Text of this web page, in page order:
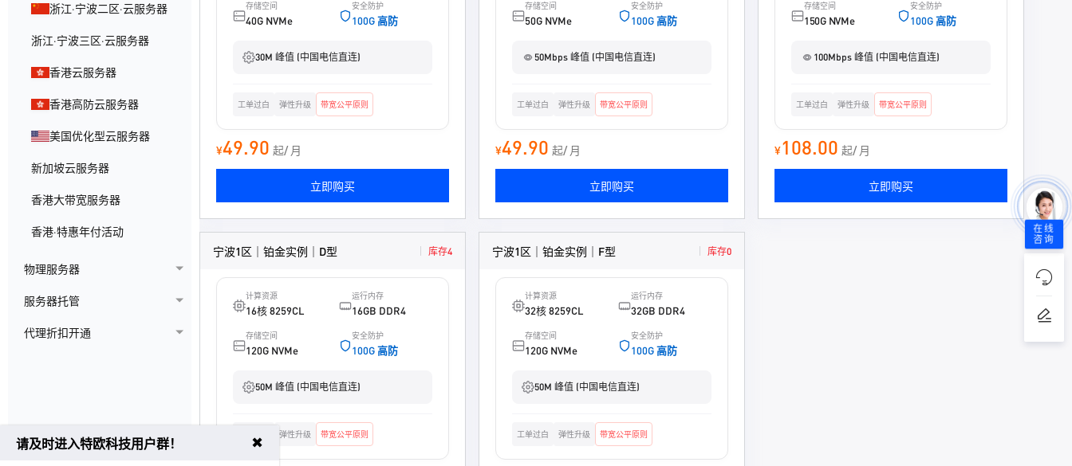
香港 · CN2
浙江·宁波二区·云服务器
浙江·宁波三区·云服务器
香港云服务器
香港高防云服务器
美国优化型云服务器
新加坡云服务器
香港大带宽服务器
香港·特惠年付活动
物理服务器
服务器托管
代理折扣开通
存储空间
40G NVMe
安全防护
100G 高防
30M 峰值 (中国电信直连)
工单过白 弹性升级 带宽公平原则
¥49.90 起/ 月
立即购买
存储空间
50G NVMe
安全防护
100G 高防
50Mbps 峰值 (中国电信直连)
工单过白 弹性升级 带宽公平原则
¥49.90 起/ 月
立即购买
存储空间
150G NVMe
安全防护
100G 高防
100Mbps 峰值 (中国电信直连)
工单过白 弹性升级 带宽公平原则
¥108.00 起/ 月
立即购买
宁波1区｜铂金实例｜D型 库存4
计算资源
16核 8259CL
运行内存
16GB DDR4
存储空间
120G NVMe
安全防护
100G 高防
50M 峰值 (中国电信直连)
弹性升级 带宽公平原则
宁波1区｜铂金实例｜F型 库存0
计算资源
32核 8259CL
运行内存
32GB DDR4
存储空间
120G NVMe
安全防护
100G 高防
50M 峰值 (中国电信直连)
工单过白 弹性升级 带宽公平原则
在线
咨询
请及时进入特欧科技用户群！ ✖